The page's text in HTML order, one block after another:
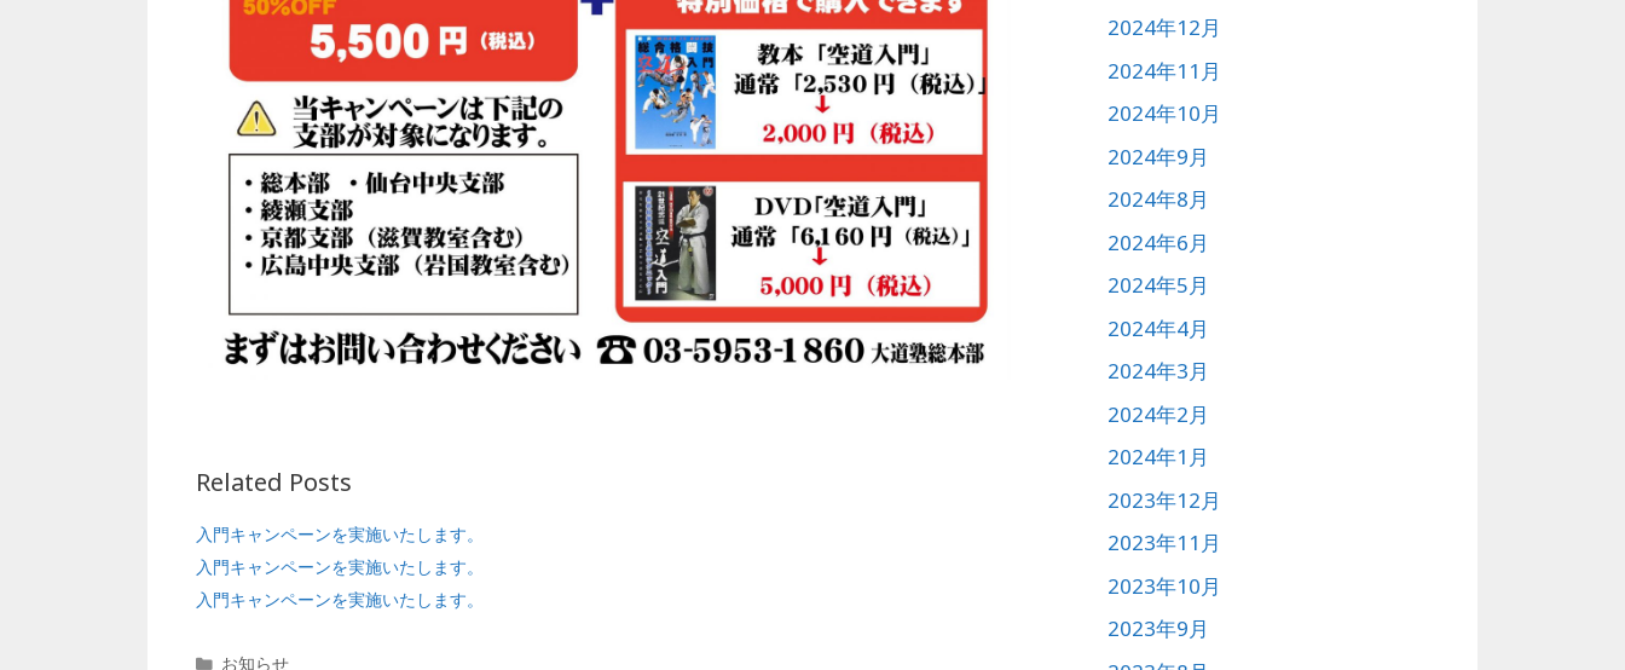
Related Posts
入門キャンペーンを実施いたします。
入門キャンペーンを実施いたします。
入門キャンペーンを実施いたします。
カ
お知らせ
2024年12月
2024年11月
2024年10月
2024年9月
2024年8月
2024年6月
2024年5月
2024年4月
2024年3月
2024年2月
2024年1月
2023年12月
2023年11月
2023年10月
2023年9月